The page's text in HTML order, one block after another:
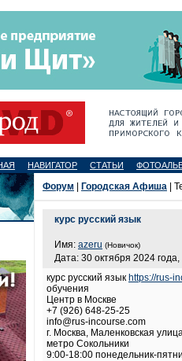
НАВИГАТОР СТАТЬИ
Форум Городская Афиша |
курс русский язык
Имя: azeru (Новичок)
Дата: 30 октября 2024 года,
курс русский язык https://rus-
обучения
Центр в Москве
+7 (926) 648-25-25
info@rus-incourse.com
г. Москва, Маленковская
метро Сокольники
9:00-18:00 понедельник-